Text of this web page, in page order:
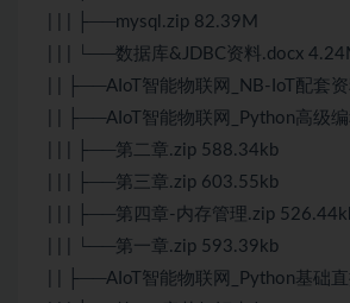
| | | ├──mysql.zip 82.39M
| | | └──数据库&JDBC资料.docx
| | ├──AIoT智能物联网_NB-IoT配套
| | ├──AIoT智能物联网_Python高级
| | | ├──第二章.zip 588.34kb
| | | ├──第三章.zip 603.55kb
| | | ├──第四章-内存管理.zip
| | | └──第一章.zip 593.39kb
| | ├──AIoT智能物联网_Python基础